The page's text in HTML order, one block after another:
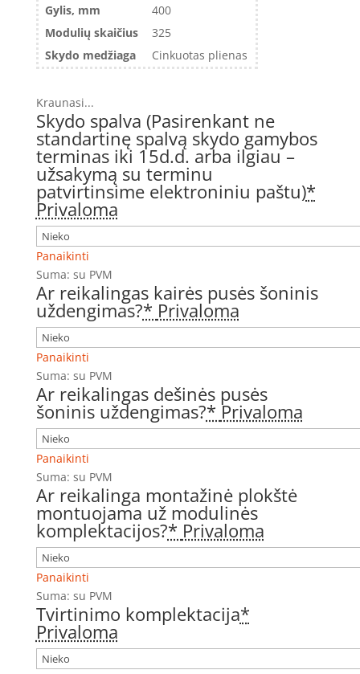
Gylis, mm
400
Modulių skaičius
325
Skydo medžiaga
Cinkuotas plienas
Kraunasi...
Skydo spalva (Pasirenkant ne
standartinę spalvą skydo gamybos
terminas iki 15d.d. arba ilgiau –
užsakymą su terminu
patvirtinsime elektroniniu paštu)*
Privaloma
Panaikinti
Suma: su PVM
Ar reikalingas kairės pusės šoninis
uždengimas?* Privaloma
Panaikinti
Suma: su PVM
Ar reikalingas dešinės pusės
šoninis uždengimas?* Privaloma
Panaikinti
Suma: su PVM
Ar reikalinga montažinė plokštė
montuojama už modulinės
komplektacijos?* Privaloma
Panaikinti
Suma: su PVM
Tvirtinimo komplektacija*
Privaloma